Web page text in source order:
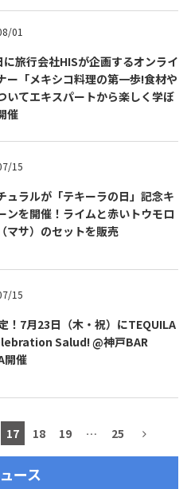
All rights reserved.
01
に旅行会社HISが企画するオンライ
ー「メキシコ料理の第一歩!食材や
いてエキスパートから楽しく学ぼ
催
15
ュラルが「テキーラの日」記念キ
ンを開催！ライムと赤いトウモロ
マサ）のセットを販売
15
！7月23日（木・祝）にTEQUILA
Salud! @神戸BAR
開催
17 18 19 … 25
ース